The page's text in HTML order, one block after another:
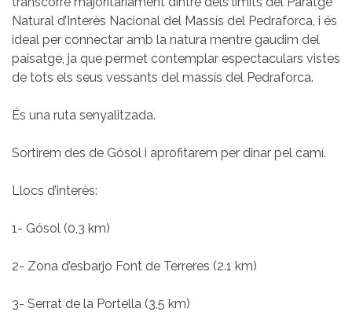
Natural d’Interès Nacional del Massís del Pedraforca, i és
ideal per connectar amb la natura mentre gaudim del
paisatge, ja que permet contemplar espectaculars vistes
de tots els seus vessants del massís del Pedraforca.
És una ruta senyalitzada.
Sortirem des de Gósol i aprofitarem per dinar pel camí.
Llocs d’interès:
1- Gósol (0,3 km)
2- Zona d’esbarjo Font de Terreres (2.1 km)
3- Serrat de la Portella (3,5 km)